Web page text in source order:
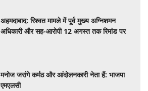
अहमदाबाद: रिश्वत मामले में पूर्व मुख्य अग्निशमन
अधिकारी और सह-आरोपी 12 अगस्त तक रिमांड पर
मनोज जरांगे कर्मठ और आंदोलनकारी नेता हैं: भाजपा
एमएलसी